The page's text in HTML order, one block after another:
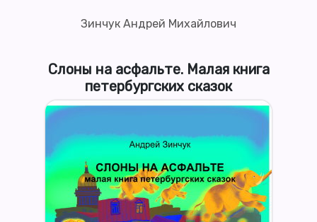
Зинчук Андрей Михайлович
Слоны на асфальте. Малая книга
петербургских сказок